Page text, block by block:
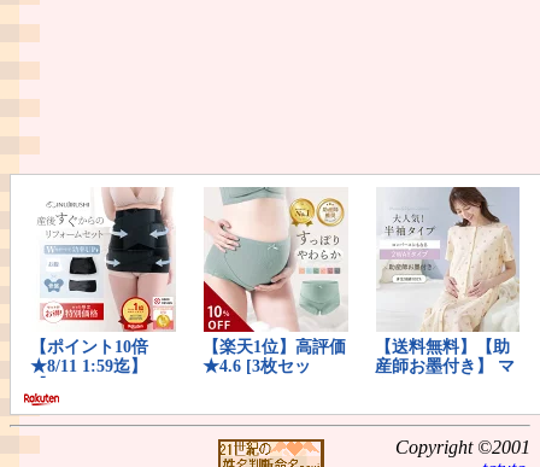
Copyright ©2001